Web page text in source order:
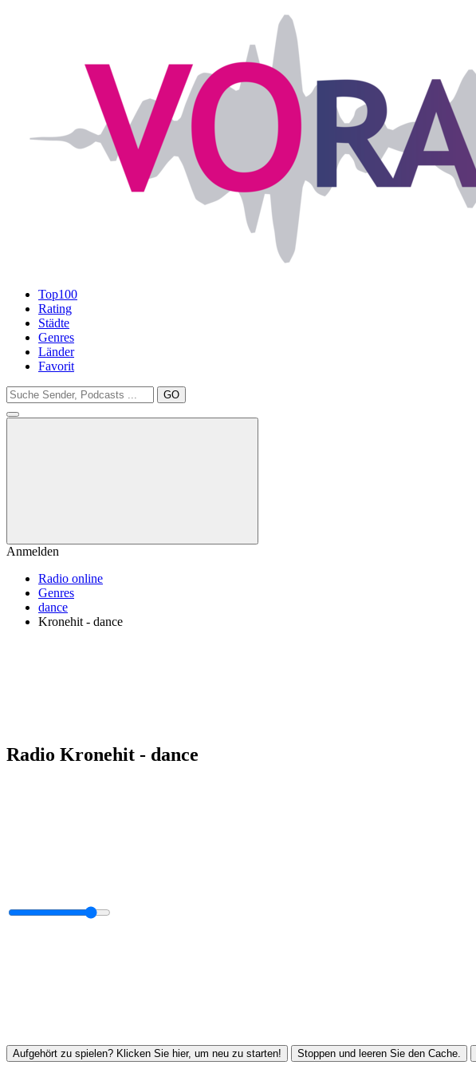
Top100
Rating
Städte
Genres
Länder
Favorit
GO
Anmelden
Radio online
Genres
dance
Kronehit - dance
Radio Kronehit - dance
Aufgehört zu spielen? Klicken Sie hier, um neu zu starten! Stoppen und leeren Sie den Cache.